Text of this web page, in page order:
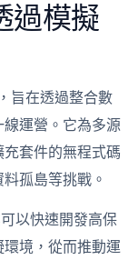
過模擬
旨在透過整合數
運營。它為多源
套件的無程式碼
孤島等挑戰。
可以快速開發高保
境，從而推動運